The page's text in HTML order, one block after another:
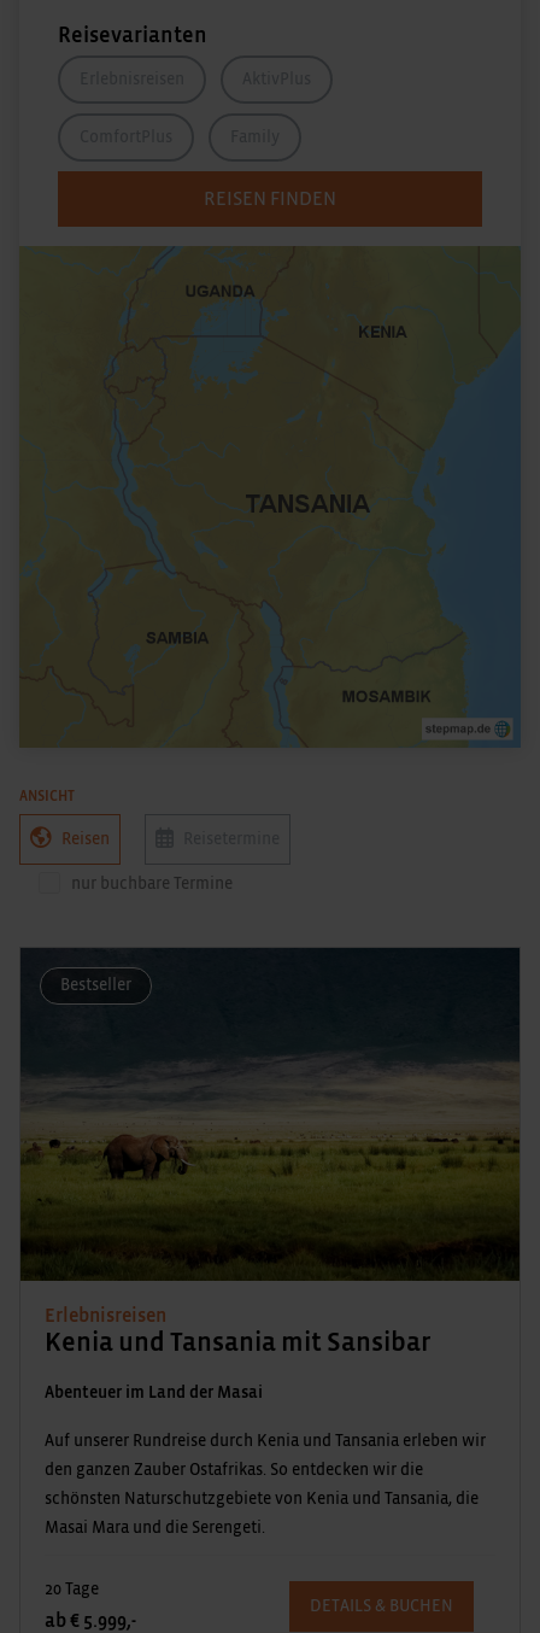
Reisevarianten
REISEN FINDEN
ANSICHT
Reisen
nur buchbare Termine
Bestseller
Erlebnisreisen
Kenia und Tansania mit Sansibar
Abenteuer im Land der Masai
Auf unserer Rundreise durch Kenia und Tansania erleben wir
den ganzen Zauber Ostafrikas. So entdecken wir die
schönsten Naturschutzgebiete von Kenia und Tansania, die
Masai Mara und die Serengeti.
20 Tage
ab € 5.999,-
DETAILS & BUCHEN